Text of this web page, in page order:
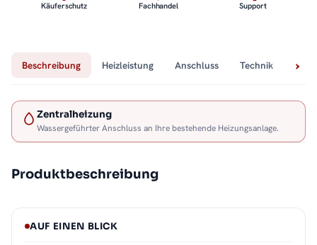
Käuferschutz Fachhandel Support
Beschreibung Heizleistung Anschluss Technik
Zentralheizung
Wassergeführter Anschluss an Ihre bestehende Heizungsanlage.
Produktbeschreibung
AUF EINEN BLICK